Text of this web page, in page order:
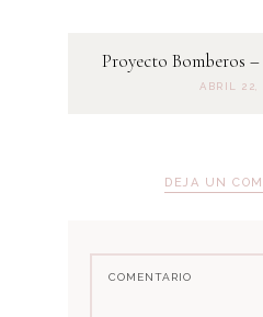
Proyecto Bomberos
ABRIL 22,
DEJA UN